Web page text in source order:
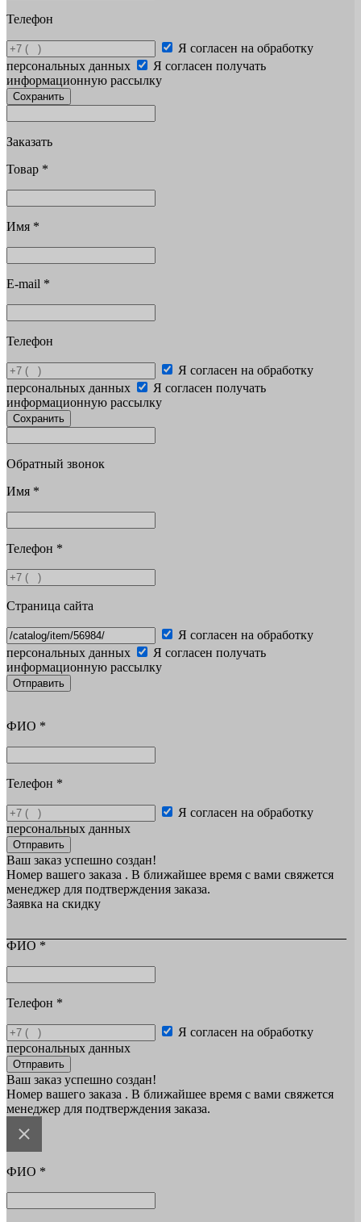
Телефон
Я согласен на обработку
персональных данных
Я согласен получать
информационную рассылку
Сохранить
Заказать
Товар *
Имя *
E-mail *
Телефон
Я согласен на обработку
персональных данных
Я согласен получать
информационную рассылку
Сохранить
Обратный звонок
Имя *
Телефон *
Страница сайта
Я согласен на обработку
персональных данных
Я согласен получать
информационную рассылку
Отправить
ФИО *
Телефон *
Я согласен на обработку
персональных данных
Отправить
Ваш заказ успешно создан!
Номер вашего заказа . В ближайшее время с вами свяжется
менеджер для подтверждения заказа.
Заявка на скидку
ФИО *
Телефон *
Я согласен на обработку
персональных данных
Отправить
Ваш заказ успешно создан!
Номер вашего заказа . В ближайшее время с вами свяжется
менеджер для подтверждения заказа.
ФИО *